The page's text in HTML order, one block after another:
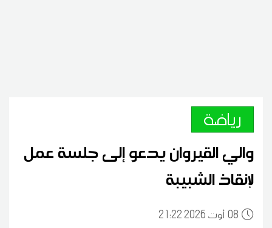
رياضة
والي القيروان يدعو إلى جلسة عمل
لإنقاذ الشبيبة
0821:22 2026 أوت